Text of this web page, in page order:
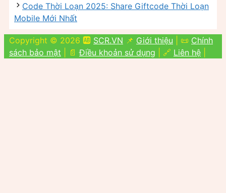
Code Thời Loạn 2025: Share Giftcode Thời Loạn
Mobile Mới Nhất
Copyright © 2026 🆎 SCR.VN 📌 Giới thiệu | 📜 Chính
sách bảo mật | 📄Điều khoản sử dụng | 🔗 Liên hệ